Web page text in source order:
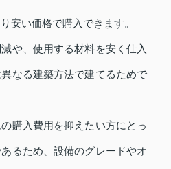
安い価格で購入できます。
や、使用する材料を安く仕入
なる建築方法で建てるためで
購入費用を抑えたい方にとっ
るため、設備のグレードやオ